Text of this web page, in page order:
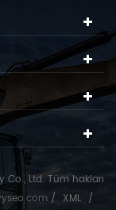
Ltd. Tüm hakları
/ XML /